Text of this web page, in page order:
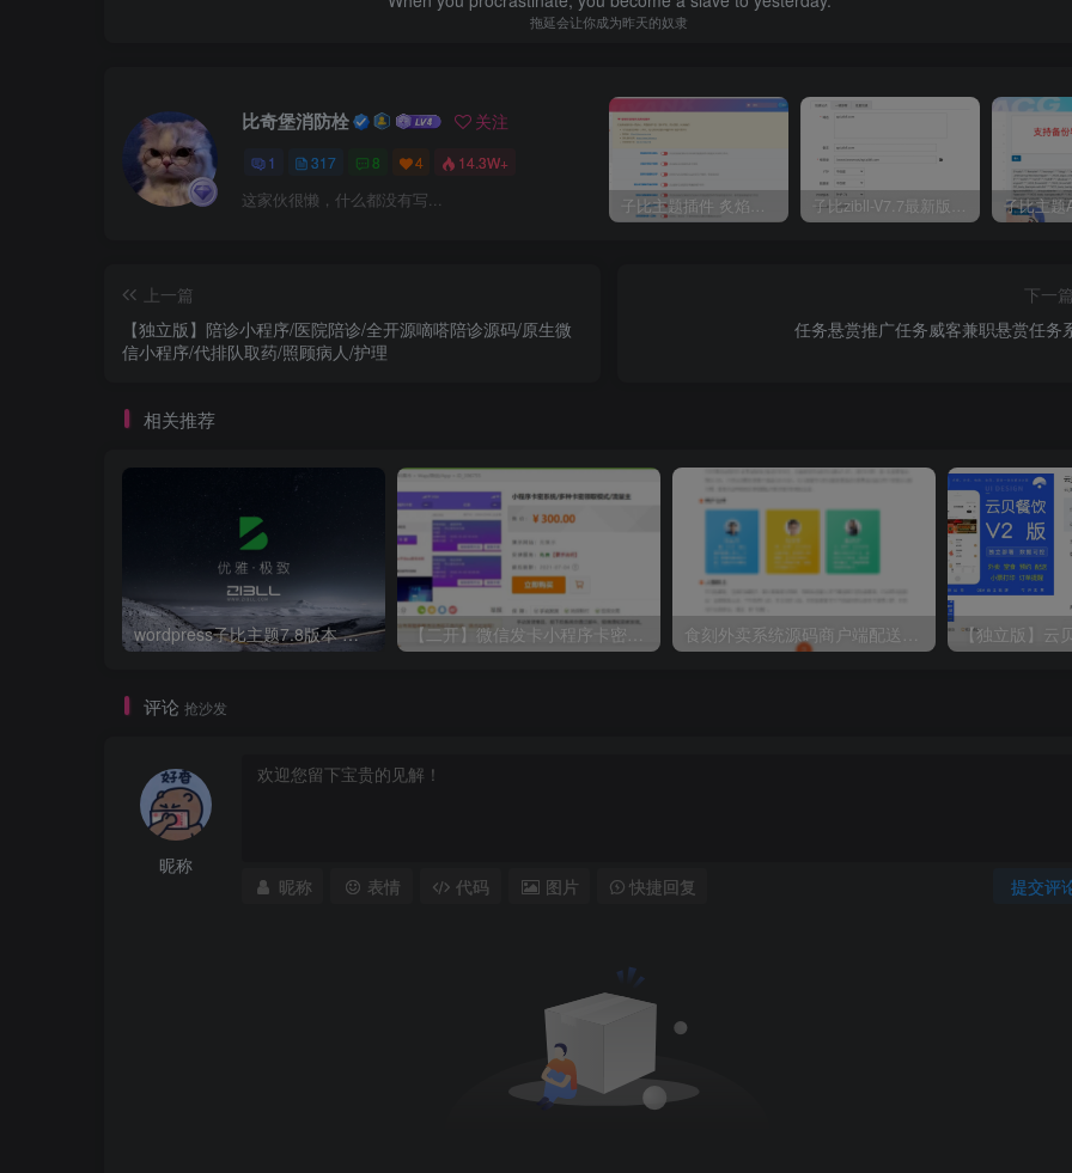
拖延会让你成为昨天的奴隶
比奇堡消防栓 关注
1 317 8 4 14.3W+
这家伙很懒，什么都没有写...
上一篇
【独立版】陪诊小程序/医院陪诊/全开源嘀嗒陪诊源码/原生微
信小程序/代排队取药/照顾病人/护理
下一
任务悬赏推广任务威客兼职悬赏任务
相关推荐
wordpress子比主题7.8版本 子比7.8 完美破解版 开心版 免授权 仅供本地学习使用 zibll官方原版下载
评论 抢沙发
昵称
提交评
昵称 表情 代码 图片 快捷回复